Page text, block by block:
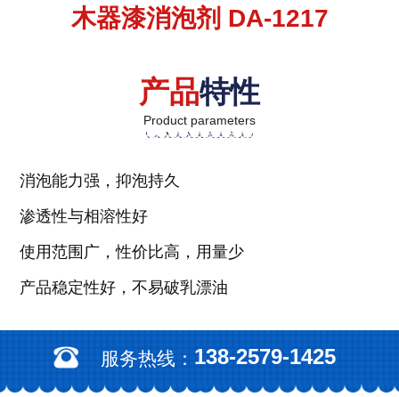
木器漆消泡剂 DA-1217
产品特性
Product parameters
消泡能力强，抑泡持久
渗透性与相溶性好
使用范围广，性价比高，用量少
产品稳定性好，不易破乳漂油
服务热线： 138-2579-1425